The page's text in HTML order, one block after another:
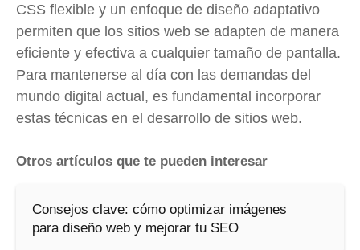
CSS flexible y un enfoque de diseño adaptativo
permiten que los sitios web se adapten de manera
eficiente y efectiva a cualquier tamaño de pantalla.
Para mantenerse al día con las demandas del
mundo digital actual, es fundamental incorporar
estas técnicas en el desarrollo de sitios web.
Otros artículos que te pueden interesar
Consejos clave: cómo optimizar imágenes
para diseño web y mejorar tu SEO